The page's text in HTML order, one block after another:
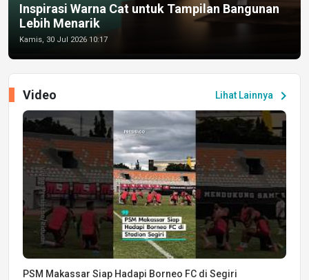
Inspirasi Warna Cat untuk Tampilan Bangunan
Lebih Menarik
Kamis, 30 Jul 2026 10:17
Lihat Lainnya chevron_right
Video
PSM Makassar Siap Hadapi Borneo FC di Segiri